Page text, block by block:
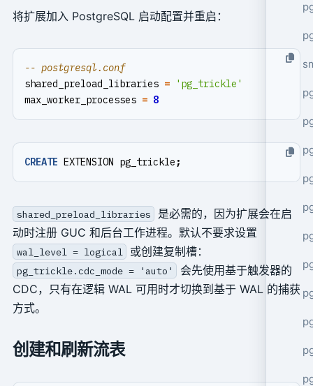
将扩展加入 PostgreSQL 启动配置并重启：
-- postgresql.conf
shared_preload_libraries =
'pg_trickle'
max_worker_processes = 8
CREATE EXTENSION pg_trickle ;
shared_preload_libraries
是必需的，因为扩展会在启
动时注册 GUC 和后台工作进程。默认不要求设置
wal_level = logical 或创建复制槽：
pg_trickle.cdc_mode = 'auto'
会先使用基于触发器的
CDC，只有在逻辑 WAL 可用时才切换到基于 WAL 的捕获
方式。
创建和刷新流表